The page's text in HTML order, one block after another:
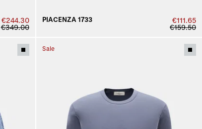
€244.30
€349.00
PIACENZA 1733
€111.65
€159.50
Sale